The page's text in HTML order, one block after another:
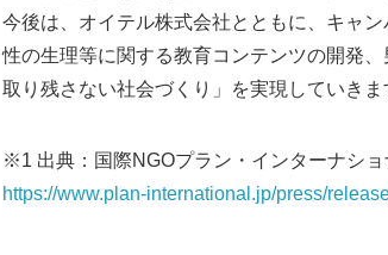
今後は、オイテル株式会社とともに、キャ
性の生理等に関する教育コンテンツの開発
取り残さない社会づくり」を実現していきま
※1 出典：国際NGOプラン・インターナシ
https://www.plan-international.jp/press/